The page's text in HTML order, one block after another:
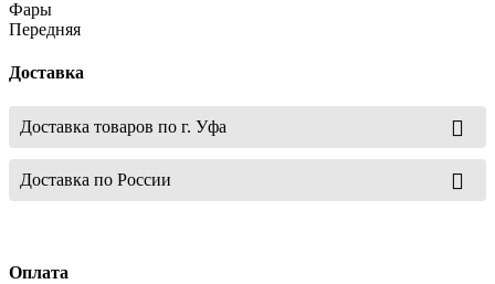
Фары
Передняя
Доставка
Доставка товаров по г. Уфа
Доставка по России
Оплата